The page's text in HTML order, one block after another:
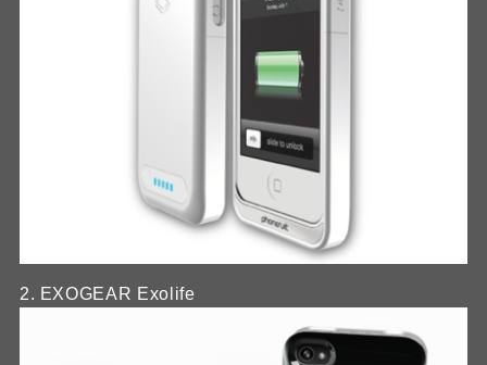
2. EXOGEAR Exolife